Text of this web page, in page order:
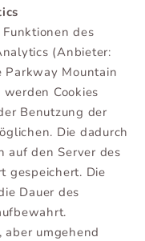
des
(Anbieter:
Parkway Mountain
Cookies
Benutzung der
Die dadurch
auf den Server des
gespeichert. Die
Dauer des
umgehend